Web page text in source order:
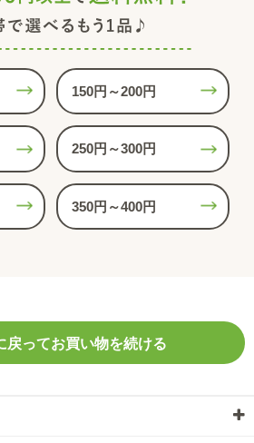
150円～200円
250円～300円
350円～400円
戻ってお買い物を続ける